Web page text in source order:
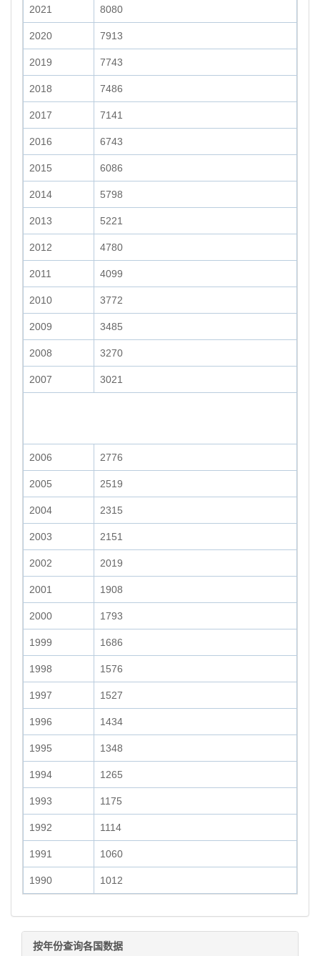
2021 8080
2020 7913
2019 7743
2018 7486
2017 7141
2016 6743
2015 6086
2014 5798
2013 5221
2012 4780
2011 4099
2010 3772
2009 3485
2008 3270
2007 3021
2006 2776
2005 2519
2004 2315
2003 2151
2002 2019
2001 1908
2000 1793
1999 1686
1998 1576
1997 1527
1996 1434
1995 1348
1994 1265
1993 1175
1992 1114
1991 1060
1990 1012
按年份查询各国数据